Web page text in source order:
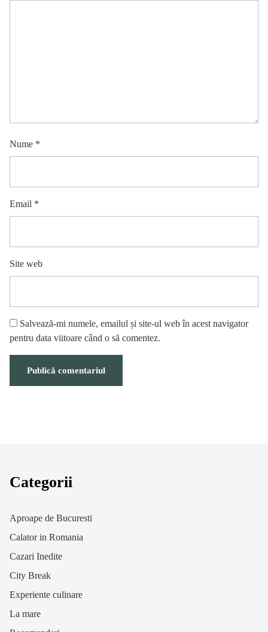
Nume *
Email *
Site web
Salvează-mi numele, emailul și site-ul web în acest navigator
pentru data viitoare când o să comentez.
Categorii
Aproape de Bucuresti
Calator in Romania
Cazari Inedite
City Break
Experiente culinare
La mare